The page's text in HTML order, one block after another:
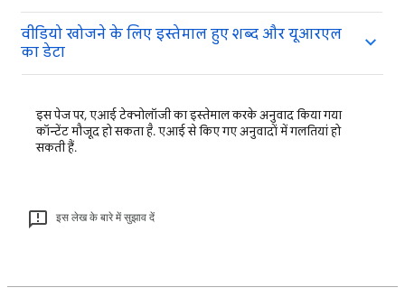
वीडियो खोजने के लिए इस्तेमाल हुए शब्द और यूआरएल
का डेटा
इस पेज पर, एआई टेक्नोलॉजी का इस्तेमाल करके अनुवाद किया गया
कॉन्टेंट मौजूद हो सकता है. एआई से किए गए अनुवादों में गलतियां हो
सकती हैं.
इस लेख के बारे में सुझाव दें